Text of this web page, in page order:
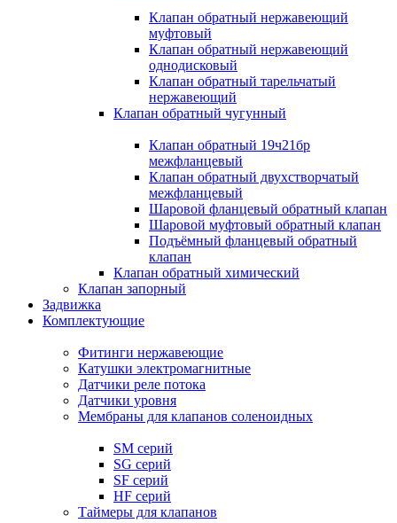
Клапан обратный нержавеющий
муфтовый
Клапан обратный нержавеющий
однодисковый
Клапан обратный тарельчатый
нержавеющий
Клапан обратный чугунный
Клапан обратный 19ч21бр
межфланцевый
Клапан обратный двухстворчатый
межфланцевый
Шаровой фланцевый обратный клапан
Шаровой муфтовый обратный клапан
Подъёмный фланцевый обратный
клапан
Клапан обратный химический
Клапан запорный
Задвижка
Комплектующие
Фитинги нержавеющие
Катушки электромагнитные
Датчики реле потока
Датчики уровня
Мембраны для клапанов соленоидных
SM серий
SG серий
SF серий
HF серий
Таймеры для клапанов